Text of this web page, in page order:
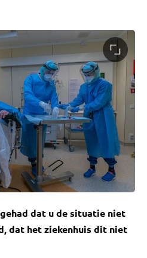
dat u de situatie niet
dat het ziekenhuis dit niet